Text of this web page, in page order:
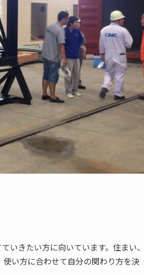
いきたい方に向いています。住まい
い方に合わせて自分の関わり方を決